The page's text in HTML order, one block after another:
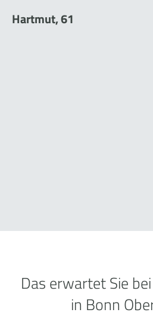
Hartmut, 61
Das erwartet Sie
in Bonn